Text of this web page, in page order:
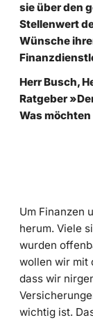
sie über den
Stellenwert
Wünsche
Herr Busch,
Ratgeber
Was
Um Finanzen
herum. Viele
wurden
wollen wir mit
dass wir
wichtig ist.